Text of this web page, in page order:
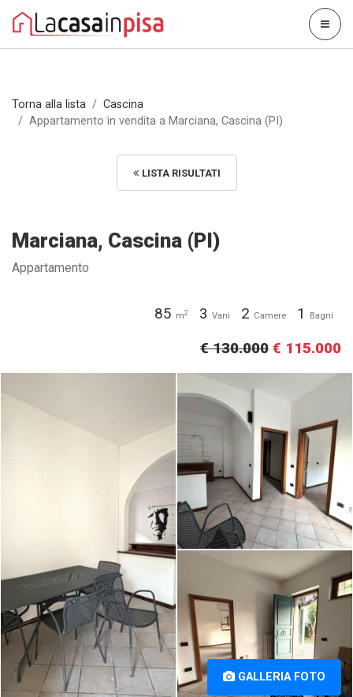
Torna alla lista
Cascina
Appartamento in vendita a Marciana, Cascina (PI)
LISTA RISULTATI
Marciana, Cascina (PI)
Appartamento
85 m2 3 Vani 2 Camere 1 Bagni
€ 130.000 € 115.000
Marciana, Cascina (PI) [1/7]
Appartamento in vendita a
Marciana, Cascina (PI) [2/7]
Appartamento in vendita a
Marciana, Cascina (PI) [3/7]
GALLERIA FOTO